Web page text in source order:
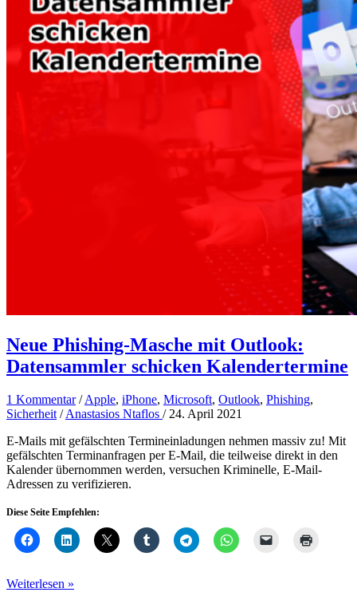
Neue Phishing-Masche mit Outlook:
Datensammler schicken Kalendertermine
1 Kommentar /Apple, iPhone, Microsoft, Outlook, Phishing,
Sicherheit/Anastasios Ntaflos /24. April 2021
E-Mails mit gefälschten Termineinladungen nehmen massiv zu! Mit
gefälschten Terminanfragen per E-Mail, die teilweise direkt in den
Kalender übernommen werden, versuchen Kriminelle, E-Mail-
Adressen zu verifizieren.
Diese Seite Empfehlen:
Neue
Weiterlesen »